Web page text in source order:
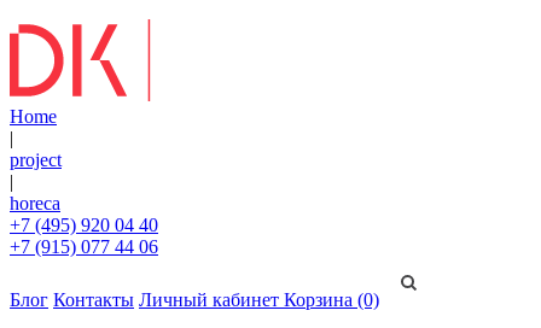
Home
|
project
|
horeca
+7 (495) 920 04 40
+7 (915) 077 44 06
Блог Контакты Личный кабинет Корзина (0)